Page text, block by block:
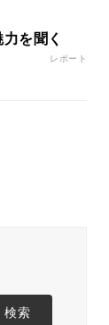
を聞く
レポート